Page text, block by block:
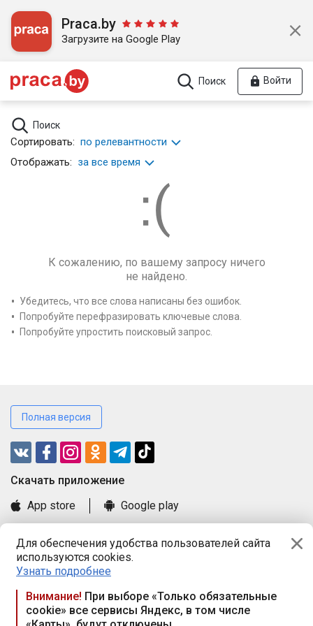
Для обеспечения удобства пользователей сайта
используются cookies.
Узнать подробнее
Внимание! При выборе «Только обязательные
cookie» все сервисы Яндекс, в том числе
Praca.by
Загрузите на Google Play
Поиск Войти
Поиск
Сортировать: по релевантности
Отображать: за все время
К сожалению, по вашему запросу ничего
не найдено.
Убедитесь, что все слова написаны без ошибок.
Попробуйте перефразировать ключевые слова.
Попробуйте упростить поисковый запрос.
Полная версия
Cкачать приложение
App store
Google play
Книга замечаний и предложений
Правила и документы
Praca.by © 2000—2026, ООО «ПРАЦА БАЙ»
Республика Беларусь, 220114, г. Минск, пр-т Независимости
117а, пом. № 9.